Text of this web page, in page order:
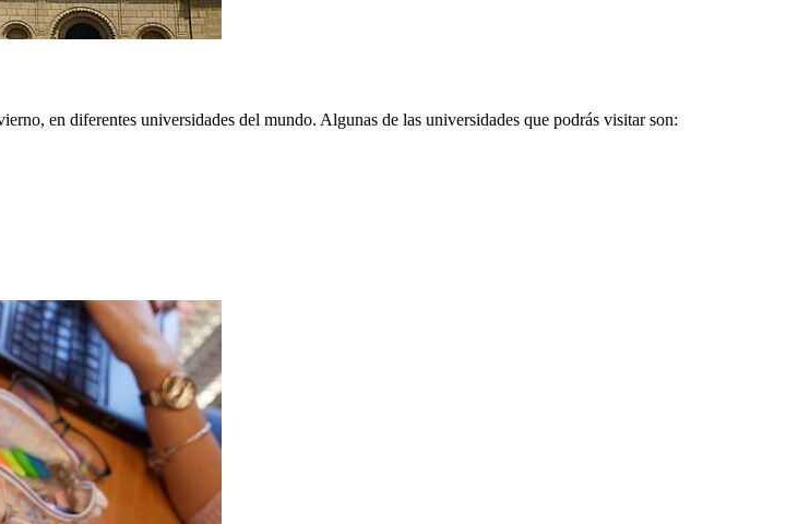
en diferentes universidades del mundo. Algunas de las universidades que podrás visitar son: